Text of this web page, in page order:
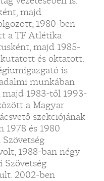
majd
1980-ben
a TF Atlétika
majd 1985-
és oktatott.
is
munkában
1983-től 1993-
a Magyar
szekciójának
1978 és 1980
1988-ban négy
2002-ben